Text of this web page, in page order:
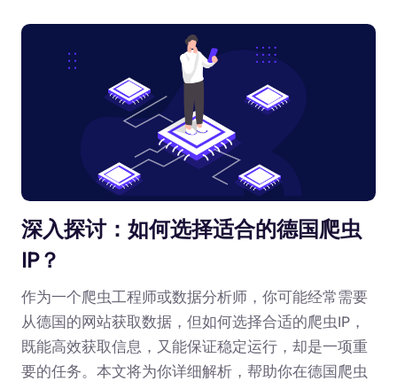
深入探讨：如何选择适合的德国爬虫
IP？
作为一个爬虫工程师或数据分析师，你可能经常需要
从德国的网站获取数据，但如何选择合适的爬虫IP，
既能高效获取信息，又能保证稳定运行，却是一项重
要的任务。本文将为你详细解析，帮助你在德国爬虫